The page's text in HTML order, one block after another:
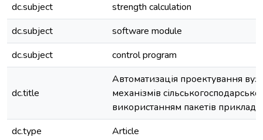
dc.subject
strength calculation
dc.subject
software module
dc.subject
control program
dc.title
Автоматизація проектування
механізмів
використанням пакетів
dc.type
Article